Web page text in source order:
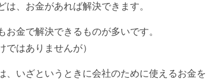
は、お金があれば解決できます。
お金で解決できるものが多いです。
ではありませんが）
、いざというときに会社のために使えるお金を